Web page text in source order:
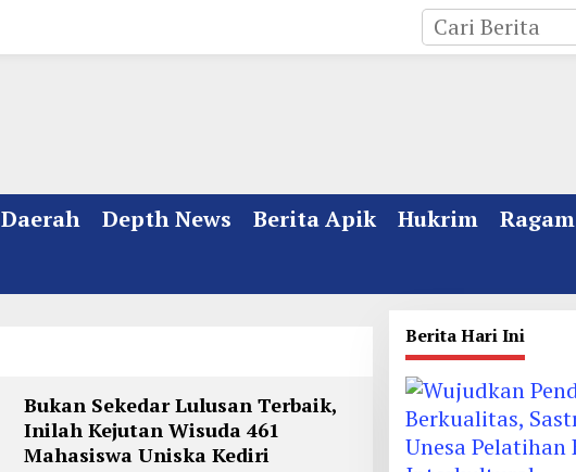
Daerah Depth News Berita Apik Hukrim Ragam
Bukan Sekedar Lulusan Terbaik,
Inilah Kejutan Wisuda 461
Mahasiswa Uniska Kediri
Berita Hari Ini